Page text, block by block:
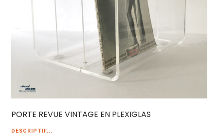
PORTE REVUE VINTAGE EN PLEXIGLAS
DESCRIPTIF...